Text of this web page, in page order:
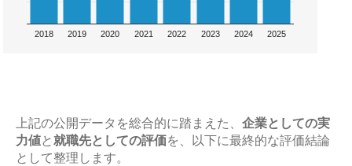
2018 2019 2020 2021 2022 2023 2024 2025
上記の公開データを総合的に踏まえた、 企業としての実
力値と就職先としての評価を、以下に最終的な評価結論
として整理します。